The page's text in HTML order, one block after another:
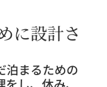
に設計さ
泊まるための